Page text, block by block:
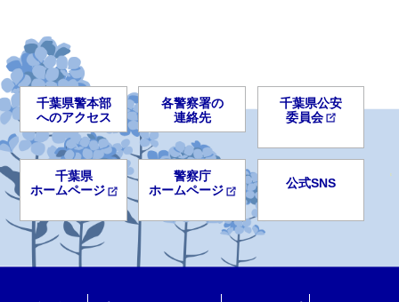
千葉県警本部
へのアクセス
各警察署の
連絡先
千葉県公安
委員会
千葉県
ホームページ
警察庁
ホームページ
公式SNS